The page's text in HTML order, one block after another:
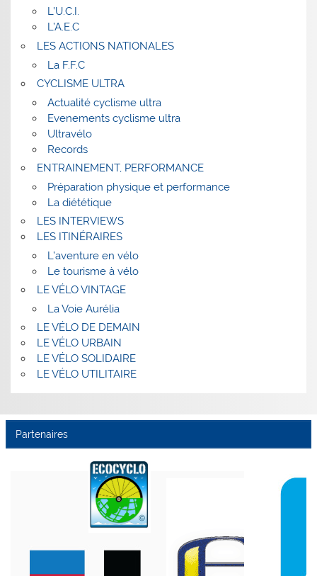
L’U.C.I.
L’A.E.C
LES ACTIONS NATIONALES
La F.F.C
CYCLISME ULTRA
Actualité cyclisme ultra
Evenements cyclisme ultra
Ultravélo
Records
ENTRAINEMENT, PERFORMANCE
Préparation physique et performance
La diététique
LES INTERVIEWS
LES ITINÉRAIRES
L’aventure en vélo
Le tourisme à vélo
LE VÉLO VINTAGE
La Voie Aurélia
LE VÉLO DE DEMAIN
LE VÉLO URBAIN
LE VÉLO SOLIDAIRE
LE VÉLO UTILITAIRE
Partenaires